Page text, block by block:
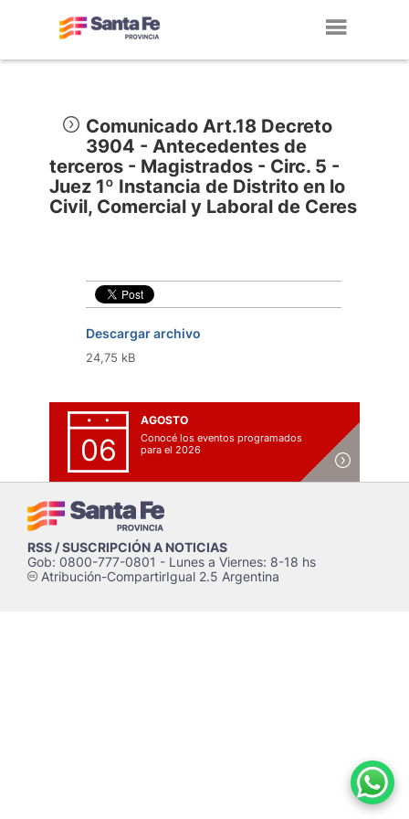
Comunicado Art.18 Decreto
3904 - Antecedentes de
terceros - Magistrados - Circ. 5 -
Juez 1º Instancia de Distrito en lo
Civil, Comercial y Laboral de Ceres
Descargar archivo
24,75 kB
06
AGOSTO
Conocé los eventos programados
para el 2026
RSS / SUSCRIPCIÓN A NOTICIAS
Gob: 0800-777-0801 - Lunes a Viernes: 8-18 hs
cAtribución-CompartirIgual 2.5 Argentina